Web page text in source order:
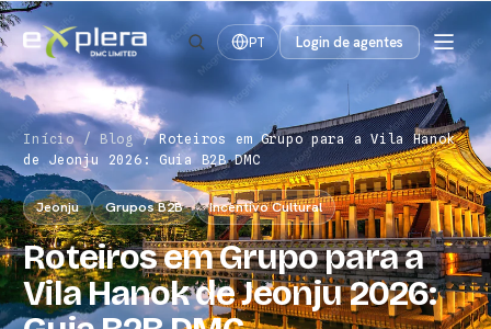
PT Login de agentes
Início / Blog / Roteiros em Grupo para a Vila Hanok
de Jeonju 2026: Guia B2B DMC
Jeonju Grupos B2B Incentivo Cultural
Roteiros em Grupo para a
Vila Hanok de Jeonju 2026: